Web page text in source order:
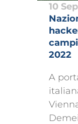
10 Sep
2022
A